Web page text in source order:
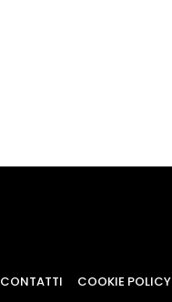
CONTATTI COOKIE POLICY